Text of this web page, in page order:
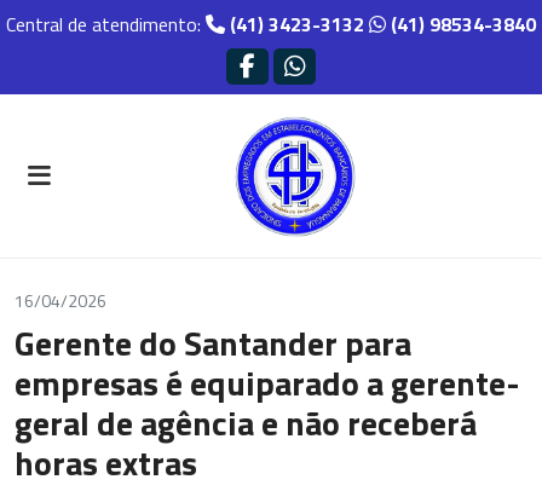
Central de atendimento: (41) 3423-3132 (41) 98534-3840
16/04/2026
Gerente do Santander para
empresas é equiparado a gerente-
geral de agência e não receberá
horas extras